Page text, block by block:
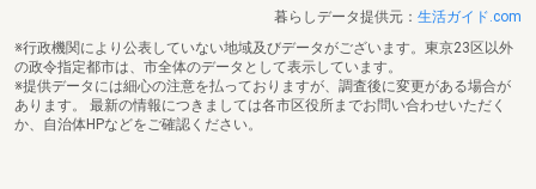
暮らしデータ提供元： 生活ガイド.com
※行政機関により公表していない地域及びデータがございます。東京23区以外
の政令指定都市は、市全体のデータとして表示しています。
※提供データには細心の注意を払っておりますが、調査後に変更がある場合が
あります。 最新の情報につきましては各市区役所までお問い合わせいただく
か、自治体HPなどをご確認ください。